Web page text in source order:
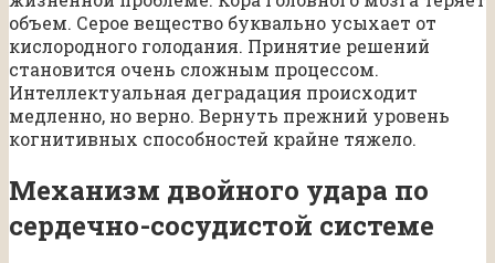
объем. Серое вещество буквально усыхает от
кислородного голодания. Принятие решений
становится очень сложным процессом.
Интеллектуальная деградация происходит
медленно, но верно. Вернуть прежний уровень
когнитивных способностей крайне тяжело.
Механизм двойного удара по
сердечно-сосудистой системе